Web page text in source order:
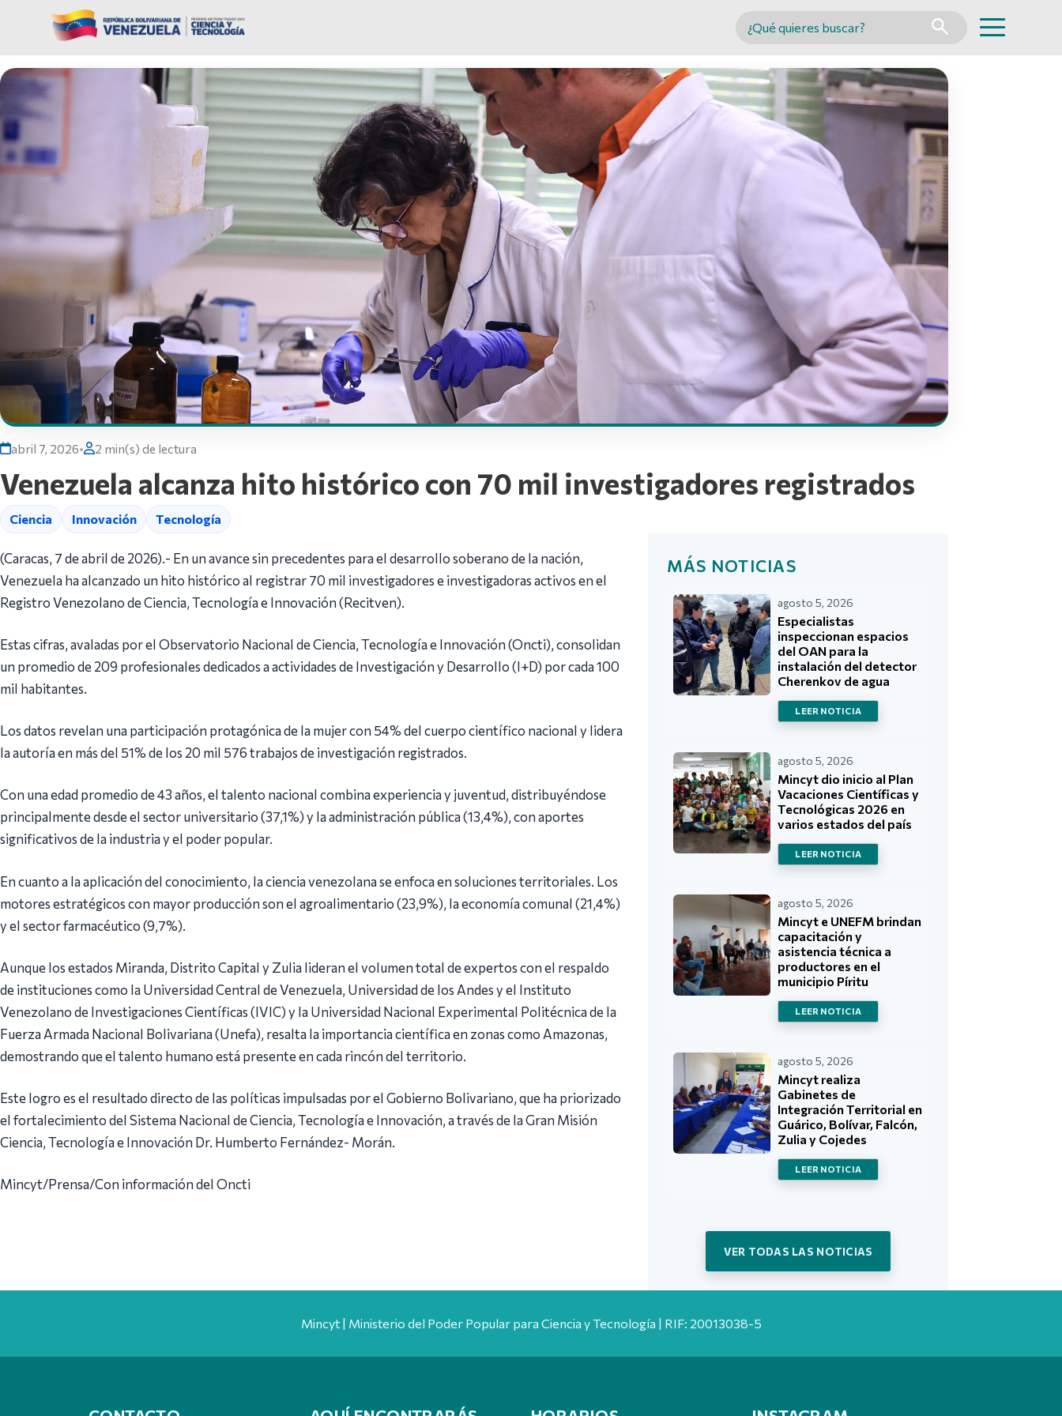
Buscar en MINCYT
abril 7, 2026• 2 min(s) de lectura
Venezuela alcanza hito histórico con 70 mil investigadores registrados
Ciencia Innovación Tecnología
(Caracas, 7 de abril de 2026).- En un avance sin precedentes para el desarrollo soberano de la nación,
Venezuela ha alcanzado un hito histórico al registrar 70 mil investigadores e investigadoras activos en el
Registro Venezolano de Ciencia, Tecnología e Innovación (Recitven).
Estas cifras, avaladas por el Observatorio Nacional de Ciencia, Tecnología e Innovación (Oncti), consolidan
un promedio de 209 profesionales dedicados a actividades de Investigación y Desarrollo (I+D) por cada 100
mil habitantes.
Los datos revelan una participación protagónica de la mujer con 54% del cuerpo científico nacional y lidera
la autoría en más del 51% de los 20 mil 576 trabajos de investigación registrados.
Con una edad promedio de 43 años, el talento nacional combina experiencia y juventud, distribuyéndose
principalmente desde el sector universitario (37,1%) y la administración pública (13,4%), con aportes
significativos de la industria y el poder popular.
En cuanto a la aplicación del conocimiento, la ciencia venezolana se enfoca en soluciones territoriales. Los
motores estratégicos con mayor producción son el agroalimentario (23,9%), la economía comunal (21,4%)
y el sector farmacéutico (9,7%).
Aunque los estados Miranda, Distrito Capital y Zulia lideran el volumen total de expertos con el respaldo
de instituciones como la Universidad Central de Venezuela, Universidad de los Andes y el Instituto
Venezolano de Investigaciones Científicas (IVIC) y la Universidad Nacional Experimental Politécnica de la
Fuerza Armada Nacional Bolivariana (Unefa), resalta la importancia científica en zonas como Amazonas,
demostrando que el talento humano está presente en cada rincón del territorio.
Este logro es el resultado directo de las políticas impulsadas por el Gobierno Bolivariano, que ha priorizado
el fortalecimiento del Sistema Nacional de Ciencia, Tecnología e Innovación, a través de la Gran Misión
Ciencia, Tecnología e Innovación Dr. Humberto Fernández- Morán.
Mincyt/Prensa/Con información del Oncti
MÁS NOTICIAS
agosto 5, 2026
Especialistas
inspeccionan espacios
del OAN para la
instalación del detector
Cherenkov de agua
LEER NOTICIA
agosto 5, 2026
Mincyt dio inicio al Plan
Vacaciones Científicas y
Tecnológicas 2026 en
varios estados del país
LEER NOTICIA
agosto 5, 2026
Mincyt e UNEFM brindan
capacitación y
asistencia técnica a
productores en el
municipio Píritu
LEER NOTICIA
agosto 5, 2026
Mincyt realiza
Gabinetes de
Integración Territorial en
Guárico, Bolívar, Falcón,
Zulia y Cojedes
LEER NOTICIA
VER TODAS LAS NOTICIAS
Mincyt | Ministerio del Poder Popular para Ciencia y Tecnología | RIF: 20013038-5